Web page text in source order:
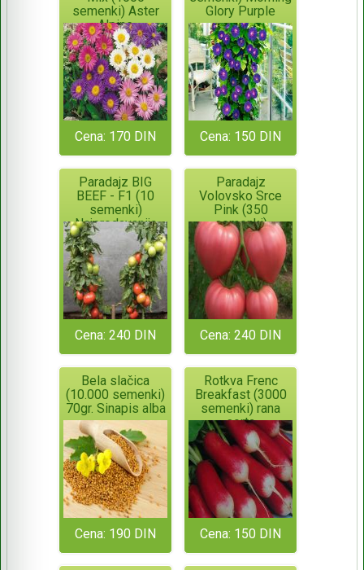
semenki) Aster
Alpine
Cena: 170 DIN
Glory Purple
Cena: 150 DIN
Paradajz BIG
BEEF - F1 (10
semenki)
Najprodavanija
hibridna sorta!!!
Cena: 240 DIN
Paradajz
Volovsko Srce
Pink (350
semenki)
Cena: 240 DIN
Bela slačica
(10.000 semenki)
70gr. Sinapis alba
Cena: 190 DIN
Rotkva Frenc
Breakfast (3000
semenki) rana
sorta
Cena: 150 DIN